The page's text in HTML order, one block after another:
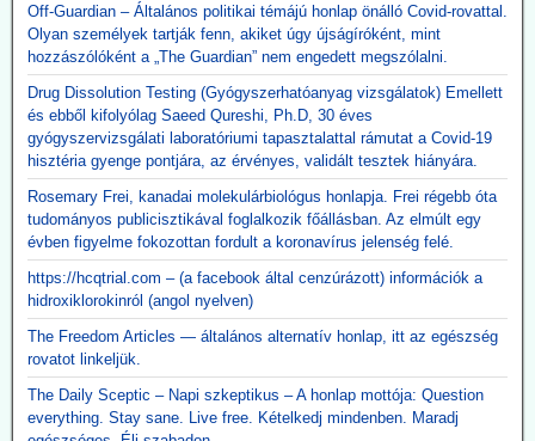
Off-Guardian – Általános politikai témájú honlap önálló Covid-rovattal.
Olyan személyek tartják fenn, akiket úgy újságíróként, mint
hozzászólóként a „The Guardian” nem engedett megszólalni.
Drug Dissolution Testing (Gyógyszerhatóanyag vizsgálatok) Emellett
és ebből kifolyólag Saeed Qureshi, Ph.D, 30 éves
gyógyszervizsgálati laboratóriumi tapasztalattal rámutat a Covid-19
hisztéria gyenge pontjára, az érvényes, validált tesztek hiányára.
Rosemary Frei, kanadai molekulárbiológus honlapja. Frei régebb óta
tudományos publicisztikával foglalkozik főállásban. Az elmúlt egy
évben figyelme fokozottan fordult a koronavírus jelenség felé.
https://hcqtrial.com – (a facebook által cenzúrázott) információk a
hidroxiklorokinról (angol nyelven)
The Freedom Articles — általános alternatív honlap, itt az egészség
rovatot linkeljük.
The Daily Sceptic – Napi szkeptikus – A honlap mottója: Question
everything. Stay sane. Live free. Kételkedj mindenben. Maradj